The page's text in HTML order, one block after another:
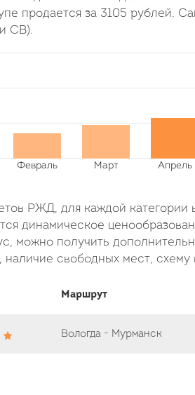
продается за 3105 рублей.
СВ).
РЖД, для каждой категории
динамическое
можно получить
наличие свободных мест, схему
Маршрут
Вологда - Мурманск